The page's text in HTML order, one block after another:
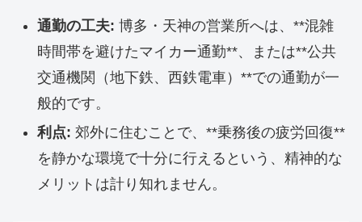
通勤の工夫: 博多・天神の営業所へは、**混雑
時間帯を避けたマイカー通勤**、または**公共
交通機関（地下鉄、西鉄電車）**での通勤が一
般的です。
利点: 郊外に住むことで、**乗務後の疲労回復**
を静かな環境で十分に行えるという、精神的な
メリットは計り知れません。